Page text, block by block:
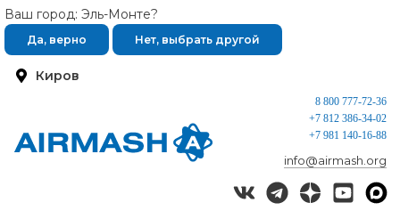
Киров
Ваш город: Эль-Монте?
Да, верно Нет, выбрать другой
8 800 777-72-36
+7 812 386-34-02
+7 981 140-16-88
info@airmash.org